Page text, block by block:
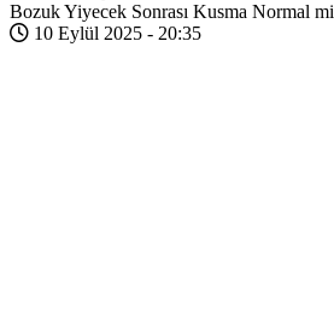
Bozuk Yiyecek Sonrası Kusma Normal
10 Eylül 2025 - 20:35